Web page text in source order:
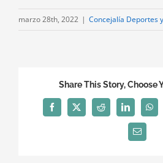
marzo 28th, 2022 | Concejalía Deportes
Share This Story, Choose
Facebook
X Reddit LinkedIn
Correo